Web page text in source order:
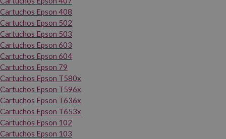
Cartuchos Epson 408
Cartuchos Epson 502
Cartuchos Epson 503
Cartuchos Epson 603
Cartuchos Epson 604
Cartuchos Epson 79
Cartuchos Epson T580x
Cartuchos Epson T596x
Cartuchos Epson T636x
Cartuchos Epson T653x
Cartuchos Epson 102
Cartuchos Epson 103